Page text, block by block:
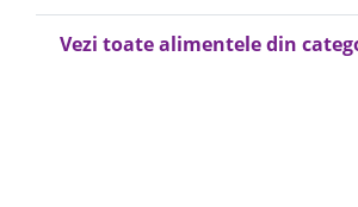
Vezi toate alimentele din